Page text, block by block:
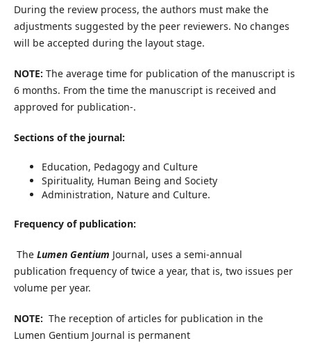
During the review process, the authors must make the
adjustments suggested by the peer reviewers. No changes
will be accepted during the layout stage.
NOTE: The average time for publication of the manuscript is
6 months. From the time the manuscript is received and
approved for publication-.
Sections of the journal:
Education, Pedagogy and Culture
Spirituality, Human Being and Society
Administration, Nature and Culture.
Frequency of publication:
The Lumen Gentium Journal, uses a semi-annual
publication frequency of twice a year, that is, two issues per
volume per year.
NOTE: The reception of articles for publication in the
Lumen Gentium Journal is permanent